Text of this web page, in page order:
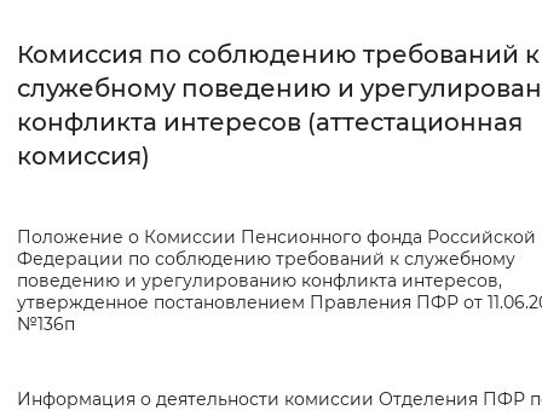
Без засечек С засечками
Интервал между буквами
Нормальный
Цвет сайта
Монохромный Инверсивный
Изображения
Комиссия по соблюдению требований к
служебному поведению и
конфликта интересов (аттестационная
комиссия)
Положение о Комиссии Пенсионного фонда Российской
Федерации по соблюдению требований к служебному
поведению и урегулированию конфликта интересов,
утвержденное постановлением Правления ПФР от
№136п
Информация о деятельности комиссии Отделения ПФР